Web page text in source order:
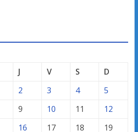
J V S
D
2 3 4
5
9 10 11
12
16 17 18 19